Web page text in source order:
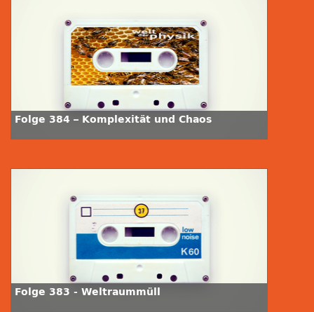
Folge 384 – Komplexität und Chaos
Folge 383 - Weltraummüll